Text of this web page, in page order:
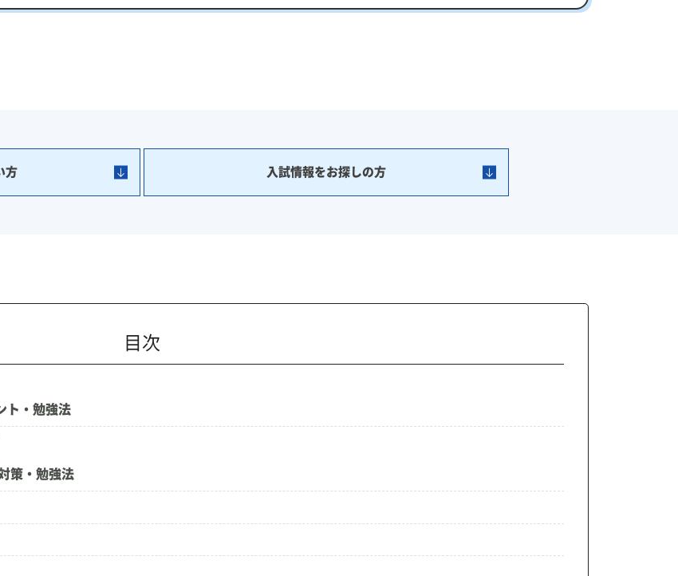
方 入試情報をお探しの方
目次
ト・勉強法
策・勉強法